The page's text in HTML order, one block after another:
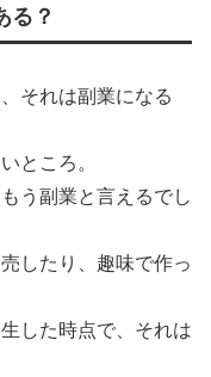
る？
それは副業になる
ところ。
う副業と言えるでし
したり、趣味で作っ
した時点で、それは